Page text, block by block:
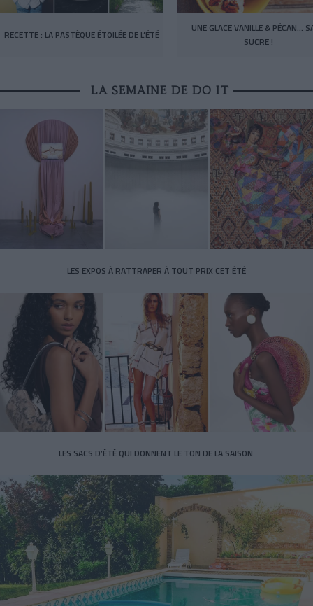
RECETTE : LA PASTÈQUE ÉTOILÉE DE L’ÉTÉ
UNE GLACE VANILLE & PÉCAN…
SUCRE !
LA SEMAINE DE DO IT
LES EXPOS À RATTRAPER À TOUT PRIX CET ÉTÉ
LES SACS D’ÉTÉ QUI DONNENT LE TON DE LA SAISON